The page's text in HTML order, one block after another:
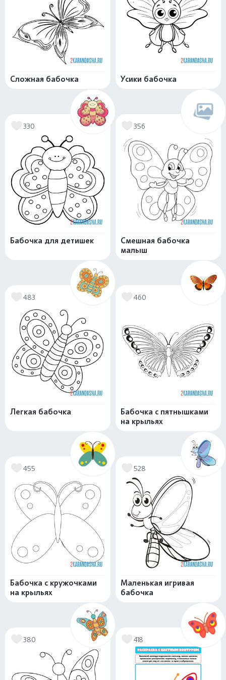
Сложная бабочка Усики бабочка
330
Бабочка для детишек
356
Смешная бабочка
малыш
483
Легкая бабочка
460
Бабочка с пятнышками
на крыльях
455
Бабочка с кружочками
на крыльях
528
Маленькая игривая
бабочка
380 418